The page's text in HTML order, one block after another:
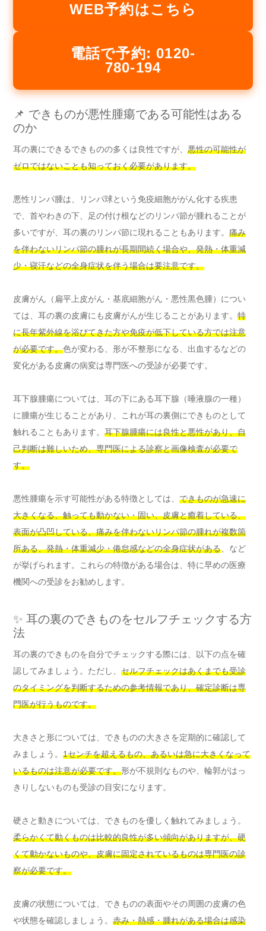
WEB予約はこちら
電話で予約: 0120-
780-194
📌 できものが悪性腫瘍である可能性はある
のか
耳の裏にできるできものの多くは良性ですが、 悪性の可能性が
ゼロではないことも知っておく必要があります。
悪性リンパ腫は、リンパ球という免疫細胞ががん化する疾患
で、首やわきの下、足の付け根などのリンパ節が腫れることが
多いですが、耳の裏のリンパ節に現れることもあります。 痛み
を伴わないリンパ節の腫れが長期間続く場合や、発熱・体重減
少・寝汗などの全身症状を伴う場合は要注意です。
皮膚がん（扁平上皮がん・基底細胞がん・悪性黒色腫）につい
ては、耳の裏の皮膚にも皮膚がんが生じることがあります。 特
に長年紫外線を浴びてきた方や免疫が低下している方では注意
が必要です。色が変わる、形が不整形になる、出血するなどの
変化がある皮膚の病変は専門医への受診が必要です。
耳下腺腫瘍については、耳の下にある耳下腺（唾液腺の一種）
に腫瘍が生じることがあり、これが耳の裏側にできものとして
触れることもあります。 耳下腺腫瘍には良性と悪性があり、自
己判断は難しいため、専門医による診察と画像検査が必要で
す。
悪性腫瘍を示す可能性がある特徴としては、 できものが急速に
大きくなる、触っても動かない・固い、皮膚と癒着している、
表面が凸凹している、痛みを伴わないリンパ節の腫れが複数箇
所ある、発熱・体重減少・倦怠感などの全身症状がある 、など
が挙げられます。これらの特徴がある場合は、特に早めの医療
機関への受診をお勧めします。
✨ 耳の裏のできものをセルフチェックする方
法
耳の裏のできものを自分でチェックする際には、以下の点を確
認してみましょう。ただし、 セルフチェックはあくまでも受診
のタイミングを判断するための参考情報であり、確定診断は専
門医が行うものです。
大きさと形については、できものの大きさを定期的に確認して
みましょう。 1センチを超えるもの、あるいは急に大きくなって
いるものは注意が必要です。形が不規則なものや、輪郭がはっ
きりしないものも受診の目安になります。
硬さと動きについては、できものを優しく触れてみましょう。
柔らかくて動くものは比較的良性が多い傾向がありますが、硬
くて動かないものや、皮膚に固定されているものは専門医の診
察が必要です。
皮膚の状態については、できものの表面やその周囲の皮膚の色
や状態を確認しましょう。 赤み・熱感・腫れがある場合は感染